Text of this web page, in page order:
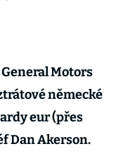
Motors
německé
eur (přes
Dan Akerson.